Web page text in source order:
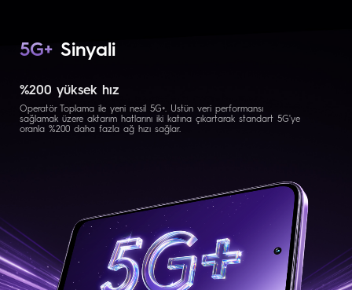
5G+Sinyali
%200 yüksek hız
Operatör Toplama ile yeni nesil 5G+. Üstün veri performansı
sağlamak üzere aktarım hatlarını iki katına çıkartarak standart 5G'ye
oranla %200 daha fazla ağ hızı sağlar.